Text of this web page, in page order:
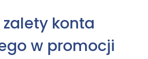
konta
w promocji